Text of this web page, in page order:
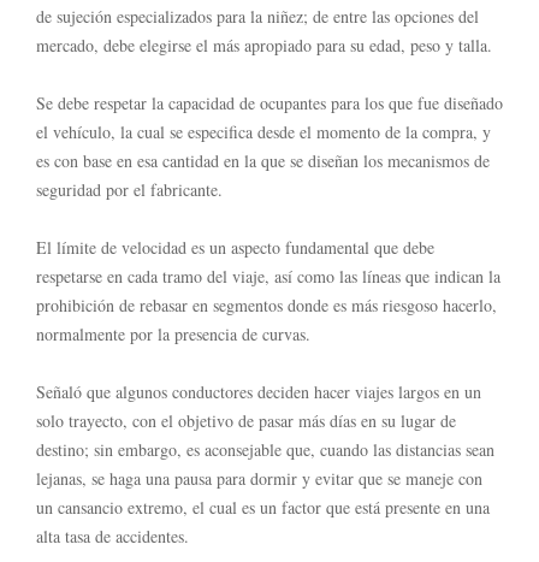
de sujeción especializados para la niñez; de entre las opciones del
mercado, debe elegirse el más apropiado para su edad, peso y talla.
Se debe respetar la capacidad de ocupantes para los que fue diseñado
el vehículo, la cual se especifica desde el momento de la compra, y
es con base en esa cantidad en la que se diseñan los mecanismos de
seguridad por el fabricante.
El límite de velocidad es un aspecto fundamental que debe
respetarse en cada tramo del viaje, así como las líneas que indican la
prohibición de rebasar en segmentos donde es más riesgoso hacerlo,
normalmente por la presencia de curvas.
Señaló que algunos conductores deciden hacer viajes largos en un
solo trayecto, con el objetivo de pasar más días en su lugar de
destino; sin embargo, es aconsejable que, cuando las distancias sean
lejanas, se haga una pausa para dormir y evitar que se maneje con
un cansancio extremo, el cual es un factor que está presente en una
alta tasa de accidentes.